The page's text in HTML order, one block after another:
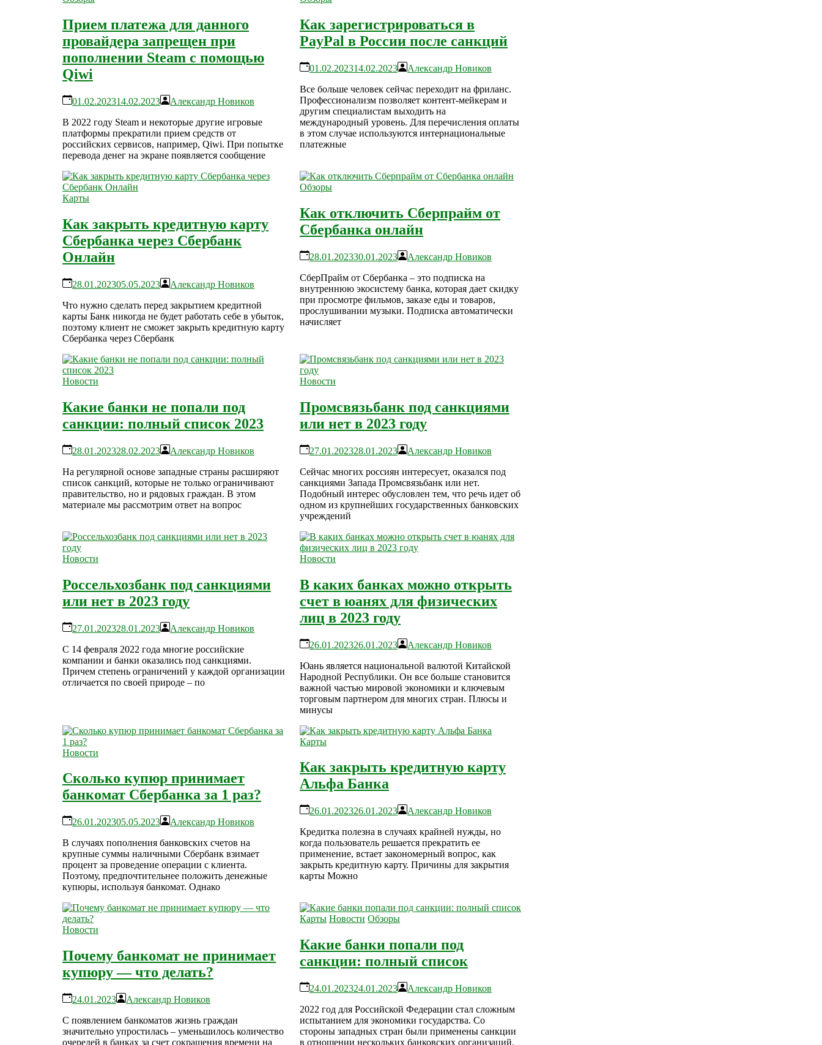
Прием платежа для данного
провайдера запрещен при
пополнении Steam с помощью
Qiwi
01.02.202314.02.2023
Александр Новиков
В 2022 году Steam и некоторые другие игровые
платформы прекратили прием средств от
российских сервисов, например, Qiwi. При попытке
перевода денег на экране появляется сообщение
Как зарегистрироваться в
PayPal в России после санкций
01.02.202314.02.2023
Александр Новиков
Все больше человек сейчас переходит на фриланс.
Профессионализм позволяет контент-мейкерам и
другим специалистам выходить на
международный уровень. Для перечисления оплаты
в этом случае используются интернациональные
платежные
Карты
Как закрыть кредитную карту
Сбербанка через Сбербанк
Онлайн
28.01.202305.05.2023
Александр Новиков
Что нужно сделать перед закрытием кредитной
карты Банк никогда не будет работать себе в убыток,
поэтому клиент не сможет закрыть кредитную карту
Сбербанка через Сбербанк
Обзоры
Как отключить Сберпрайм от
Сбербанка онлайн
28.01.202330.01.2023
Александр Новиков
СберПрайм от Сбербанка – это подписка на
внутреннюю экосистему банка, которая дает скидку
при просмотре фильмов, заказе еды и товаров,
прослушивании музыки. Подписка автоматически
начисляет
Новости
Какие банки не попали под
санкции: полный список 2023
28.01.202328.02.2023
Александр Новиков
На регулярной основе западные страны расширяют
список санкций, которые не только ограничивают
правительство, но и рядовых граждан. В этом
материале мы рассмотрим ответ на вопрос
Новости
Промсвязьбанк под санкциями
или нет в 2023 году
27.01.202328.01.2023
Александр Новиков
Сейчас многих россиян интересует, оказался под
санкциями Запада Промсвязьбанк или нет.
Подобный интерес обусловлен тем, что речь идет об
одном из крупнейших государственных банковских
учреждений
Новости
Россельхозбанк под санкциями
или нет в 2023 году
27.01.202328.01.2023
Александр Новиков
С 14 февраля 2022 года многие российские
компании и банки оказались под санкциями.
Причем степень ограничений у каждой организации
отличается по своей природе – по
Новости
В каких банках можно открыть
счет в юанях для физических
лиц в 2023 году
26.01.202326.01.2023
Александр Новиков
Юань является национальной валютой Китайской
Народной Республики. Он все больше становится
важной частью мировой экономики и ключевым
торговым партнером для многих стран. Плюсы и
минусы
Новости
Сколько купюр принимает
банкомат Сбербанка за 1 раз?
26.01.202305.05.2023
Александр Новиков
В случаях пополнения банковских счетов на
крупные суммы наличными Сбербанк взимает
процент за проведение операции с клиента.
Поэтому, предпочтительнее положить денежные
купюры, используя банкомат. Однако
Карты
Как закрыть кредитную карту
Альфа Банка
26.01.202326.01.2023
Александр Новиков
Кредитка полезна в случаях крайней нужды, но
когда пользователь решается прекратить ее
применение, встает закономерный вопрос, как
закрыть кредитную карту. Причины для закрытия
карты Можно
Новости
Почему банкомат не принимает
купюру — что делать?
24.01.2023
Александр Новиков
С появлением банкоматов жизнь граждан
значительно упростилась – уменьшилось количество
очередей в банках за счет сокращения времени на
Карты Новости Обзоры
Какие банки попали под
санкции: полный список
24.01.202324.01.2023
Александр Новиков
2022 год для Российской Федерации стал сложным
испытанием для экономики государства. Со
стороны западных стран были применены санкции
в отношении нескольких банковских организаций.